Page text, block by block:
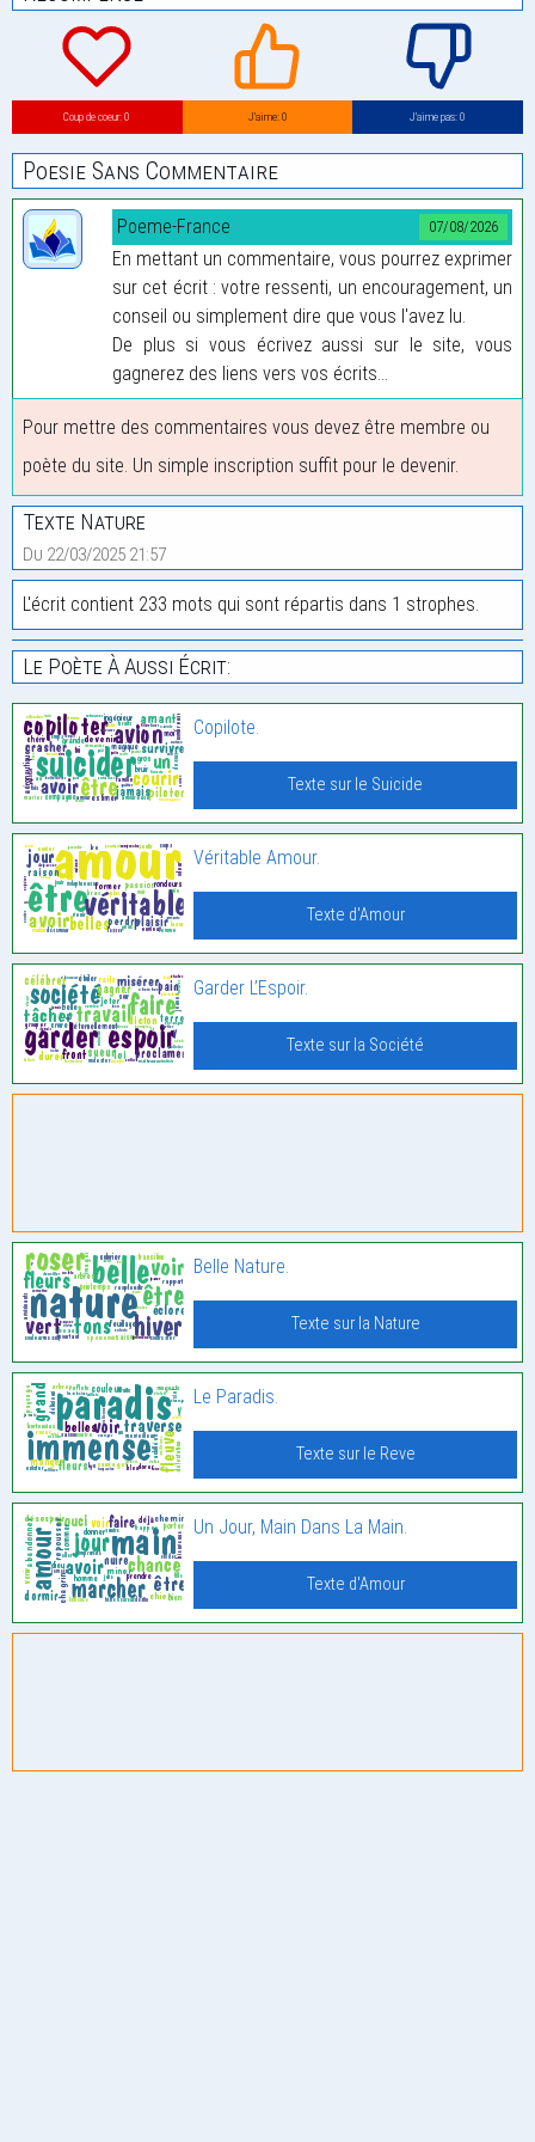
Coup de coeur: 0 J’aime: 0 J’aime pas: 0
Poesie Sans Commentaire
07/08/2026
Poeme-France
En mettant un commentaire, vous pourrez exprimer
sur cet écrit : votre ressenti, un encouragement, un
conseil ou simplement dire que vous l'avez lu.
De plus si vous écrivez aussi sur le site, vous
gagnerez des liens vers vos écrits...
Pour mettre des commentaires vous devez être membre ou
poète du site. Un simple inscription suffit pour le devenir.
Texte Nature
Du 22/03/2025 21:57
L'écrit contient 233 mots qui sont répartis dans 1 strophes.
Le Poète À Aussi Écrit:
Copilote.
Texte sur le Suicide
Véritable Amour.
Texte d'Amour
Garder L’Espoir.
Texte sur la Société
Belle Nature.
Texte sur la Nature
Le Paradis.
Texte sur le Reve
Un Jour, Main Dans La Main.
Texte d'Amour